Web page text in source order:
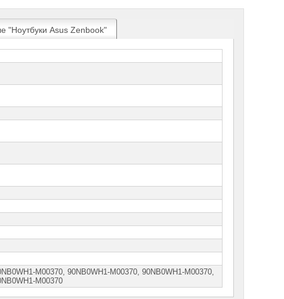
"Ноутбуки Asus Zenbook"
M00370, 90NВ0WН1-M00370, 90NВ0WН1-M00370,
М00370